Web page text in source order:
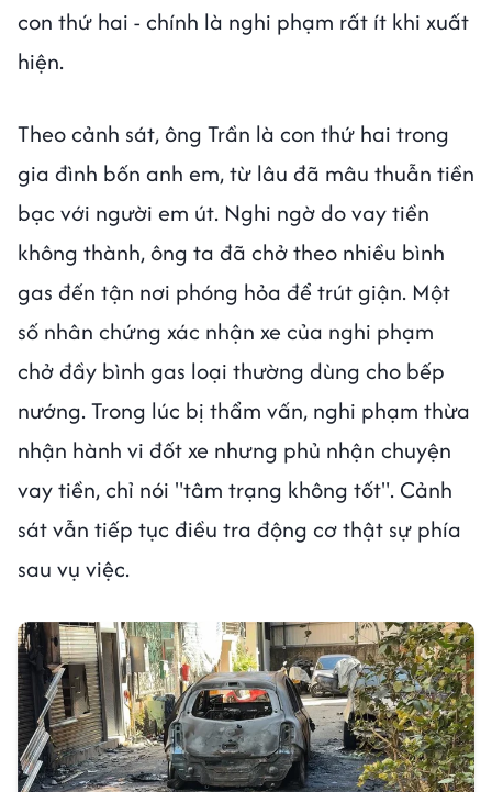
con thứ hai - chính là nghi phạm rất ít khi xuất
hiện.
Theo cảnh sát, ông Trần là con thứ hai trong
gia đình bốn anh em, từ lâu đã mâu thuẫn tiền
bạc với người em út. Nghi ngờ do vay tiền
không thành, ông ta đã chở theo nhiều bình
gas đến tận nơi phóng hỏa để trút giận. Một
số nhân chứng xác nhận xe của nghi phạm
chở đầy bình gas loại thường dùng cho bếp
nướng. Trong lúc bị thẩm vấn, nghi phạm thừa
nhận hành vi đốt xe nhưng phủ nhận chuyện
vay tiền, chỉ nói "tâm trạng không tốt". Cảnh
sát vẫn tiếp tục điều tra động cơ thật sự phía
sau vụ việc.